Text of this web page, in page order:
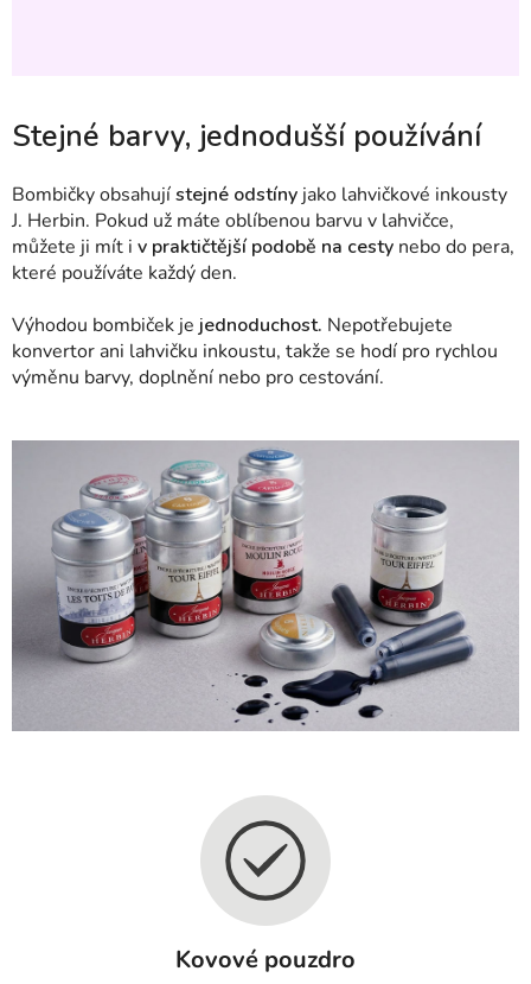
Stejné barvy, jednodušší používání
Bombičky obsahujístejné odstíny jako lahvičkové inkousty
J. Herbin. Pokud už máte oblíbenou barvu v lahvičce,
můžete ji mít i v praktičtější podobě na cesty nebo do pera,
které používáte každý den.
Výhodou bombiček je jednoduchost. Nepotřebujete
konvertor ani lahvičku inkoustu, takže se hodí pro rychlou
výměnu barvy, doplnění nebo pro cestování.
Kovové pouzdro